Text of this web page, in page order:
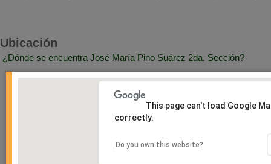
Ubicación
¿Dónde se encuentra José María Pino Suárez 2da. Sección?
This page can't load Google
correctly.
Do you own this website?